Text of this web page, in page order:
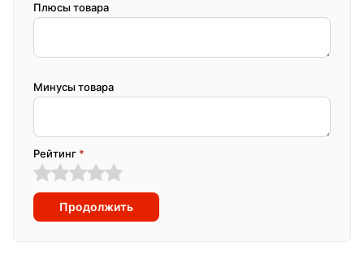
Плюсы товара
Минусы товара
Рейтинг *
Продолжить